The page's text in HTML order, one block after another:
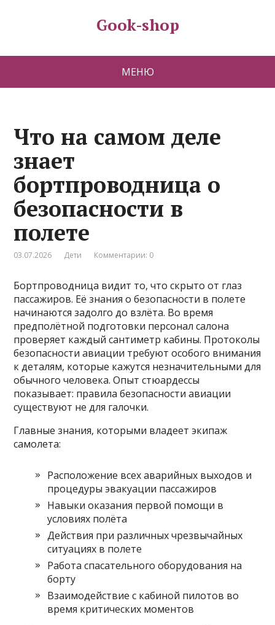
Gook-shop
МЕНЮ
Что на самом деле
знает
бортпроводница о
безопасности в
полете
03.07.2026 Дети Комментарии: 0
Бортпроводница видит то, что скрыто от глаз
пассажиров. Её знания о безопасности в полете
начинаются задолго до взлёта. Во время
предполётной подготовки персонал салона
проверяет каждый сантиметр кабины. Протоколы
безопасности авиации требуют особого внимания
к деталям, которые кажутся незначительными для
обычного человека. Опыт стюардессы
показывает: правила безопасности авиации
существуют не для галочки.
Главные знания, которыми владеет экипаж
самолета:
Расположение всех аварийных выходов и
процедуры эвакуации пассажиров
Навыки оказания первой помощи в
условиях полёта
Действия при различных чрезвычайных
ситуациях в полете
Работа спасательного оборудования на
борту
Взаимодействие с кабиной пилотов во
время критических моментов